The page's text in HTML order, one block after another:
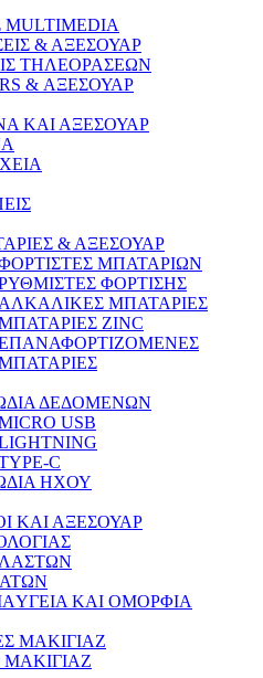
& ΑΞΕΣΟΥΑΡ
ΤΗΛΕΟΡΑΣΕΩΝ
& ΑΞΕΣΟΥΑΡ
ΚΑΙ ΑΞΕΣΟΥΑΡ
& ΑΞΕΣΟΥΑΡ
ΜΠΑΤΑΡΙΩΝ
ΦΟΡΤΙΣΗΣ
ΑΛΚΑΛΙΚΕΣ ΜΠΑΤΑΡΙΕΣ
ZINC
ΔΕΔΟΜΕΝΩΝ
USB
C
ΗΧΟΥ
ΚΑΙ ΑΞΕΣΟΥΑΡ
ΥΓΕΙΑ ΚΑΙ ΟΜΟΡΦΙΑ
ΜΑΚΙΓΙΑΖ